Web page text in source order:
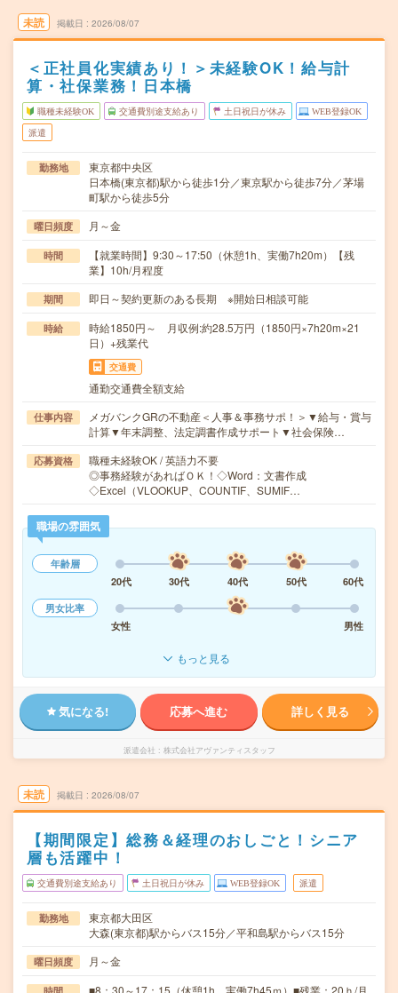
未読 掲載日 2026/08/07
＜正社員化実績あり！＞未経験OK！給与計
算・社保業務！日本橋
職種未経験OK 交通費別途支給あり 土日祝日が休み WEB登録OK
派遣
勤務地
東京都中央区
日本橋(東京都)駅から徒歩1分／東京駅から徒歩7分／茅場
町駅から徒歩5分
曜日頻度 月～金
時間
【就業時間】9:30～17:50（休憩1h、実働7h20m）【残
業】10h/月程度
期間 即日～契約更新のある長期 ※開始日相談可能
時給
時給1850円～ 月収例:約28.5万円（1850円×7h20m×21
日）+残業代
交通費
通勤交通費全額支給
仕事内容
メガバンクGRの不動産＜人事＆事務サポ！＞▼給与・賞与
計算▼年末調整、法定調書作成サポート▼社会保険…
応募資格
職種未経験OK / 英語力不要
◎事務経験があればＯＫ！◇Word：文書作成
◇Excel（VLOOKUP、COUNTIF、SUMIF…
職場の雰囲気
年齢層
20代
30代 40代 50代
60代
男女比率
女性
男性
もっと見る
気になる! 応募へ進む 詳しく見る
派遣会社 株式会社アヴァンティスタッフ
未読 掲載日 2026/08/07
【期間限定】総務＆経理のおしごと！シニア
層も活躍中！
交通費別途支給あり 土日祝日が休み WEB登録OK 派遣
勤務地
東京都大田区
大森(東京都)駅からバス15分／平和島駅からバス15分
曜日頻度 月～金
■8：30～17：15（休憩1h、実働7h45ｍ）■残業：20ｈ/月